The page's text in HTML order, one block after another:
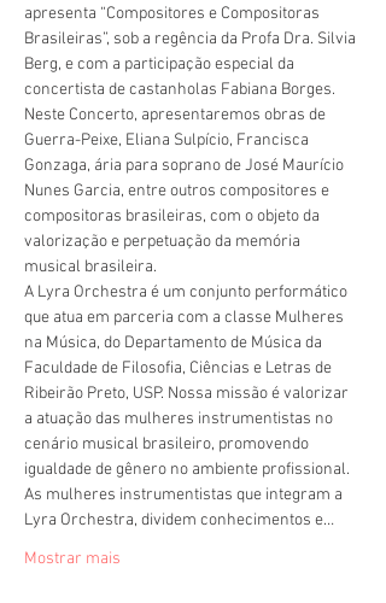
apresenta “Compositores e Compositoras
Brasileiras”, sob a regência da Profa Dra. Silvia
Berg, e com a participação especial da
concertista de castanholas Fabiana Borges.
Neste Concerto, apresentaremos obras de
Guerra-Peixe, Eliana Sulpício, Francisca
Gonzaga, ária para soprano de José Maurício
Nunes Garcia, entre outros compositores e
compositoras brasileiras, com o objeto da
valorização e perpetuação da memória
musical brasileira.
A Lyra Orchestra é um conjunto performático
que atua em parceria com a classe Mulheres
na Música, do Departamento de Música da
Faculdade de Filosofia, Ciências e Letras de
Ribeirão Preto, USP. Nossa missão é valorizar
a atuação das mulheres instrumentistas no
cenário musical brasileiro, promovendo
igualdade de gênero no ambiente profissional.
As mulheres instrumentistas que integram a
Lyra Orchestra, dividem conhecimentos e…
Mostrar mais